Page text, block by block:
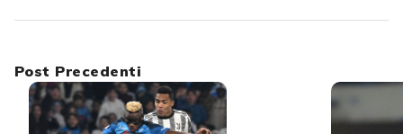
Post Precedenti